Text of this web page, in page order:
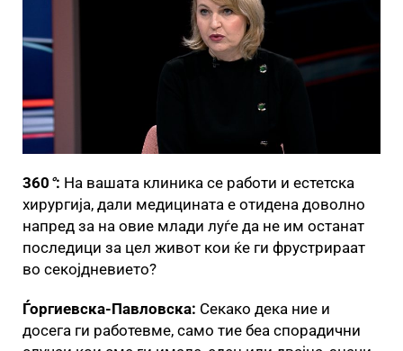
360 °: На вашата клиника се работи и естетска
хирургија, дали медицината е отидена доволно
напред за на овие млади луѓе да не им останат
последици за цел живот кои ќе ги фрустрираат
во секојдневието?
Ѓоргиевска-Павловска: Секако дека ние и
досега ги работевме, само тие беа спорадични